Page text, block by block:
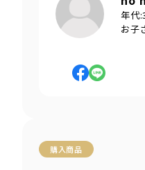
年代:
お子
購入商品